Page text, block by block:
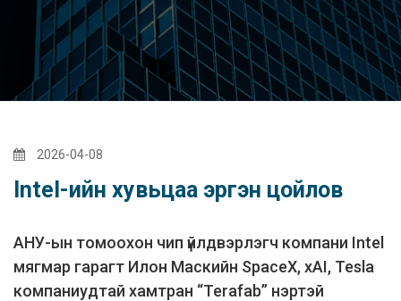
2026-04-08
Intel-ийн хувьцаа эргэн цойлов
АНУ-ын томоохон чип үйлдвэрлэгч компани Intel
мягмар гарагт Илон Маскийн SpaceX, xAI, Tesla
компаниудтай хамтран “Terafab” нэртэй